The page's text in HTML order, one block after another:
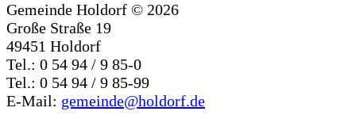
Gemeinde Holdorf © 2026
Große Straße 19
49451 Holdorf
Tel.: 0 54 94 / 9 85-0
Tel.: 0 54 94 / 9 85-99
E-Mail: gemeinde@holdorf.de